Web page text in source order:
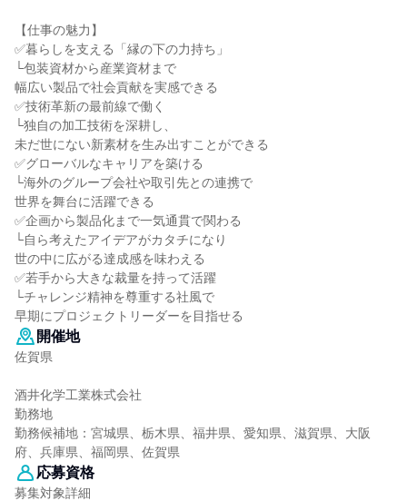
【仕事の魅力】
✅暮らしを支える「縁の下の力持ち」
└包装資材から産業資材まで
幅広い製品で社会貢献を実感できる
✅技術革新の最前線で働く
└独自の加工技術を深耕し、
未だ世にない新素材を生み出すことができる
✅グローバルなキャリアを築ける
└海外のグループ会社や取引先との連携で
世界を舞台に活躍できる
✅企画から製品化まで一気通貫で関わる
└自ら考えたアイデアがカタチになり
世の中に広がる達成感を味わえる
✅若手から大きな裁量を持って活躍
└チャレンジ精神を尊重する社風で
早期にプロジェクトリーダーを目指せる
開催地
佐賀県
酒井化学工業株式会社
勤務地
勤務候補地：宮城県、栃木県、福井県、愛知県、滋賀県、大阪
府、兵庫県、福岡県、佐賀県
応募資格
募集対象詳細